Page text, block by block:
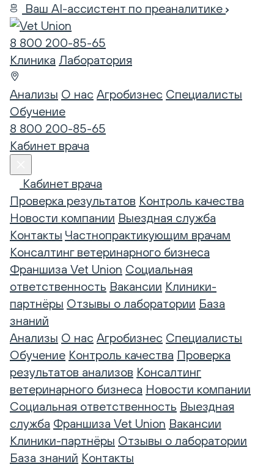
Ваш AI-ассистент по преаналитике
8 800 200-85-65
Клиника Лаборатория
Анализы О нас Агробизнес Специалисты
Обучение
8 800 200-85-65
Кабинет врача
Кабинет врача
Проверка результатов Контроль качества
Новости компании Выездная служба
Контакты Частнопрактикующим врачам
Консалтинг ветеринарного бизнеса
Франшиза Vet Union Социальная
ответственность Вакансии Клиники-
партнёры Отзывы о лаборатории База
знаний
Анализы О нас Агробизнес Специалисты
Обучение Контроль качества Проверка
результатов анализов Консалтинг
ветеринарного бизнеса Новости компании
Социальная ответственность Выездная
служба Франшиза Vet Union Вакансии
Клиники-партнёры Отзывы о лаборатории
База знаний Контакты